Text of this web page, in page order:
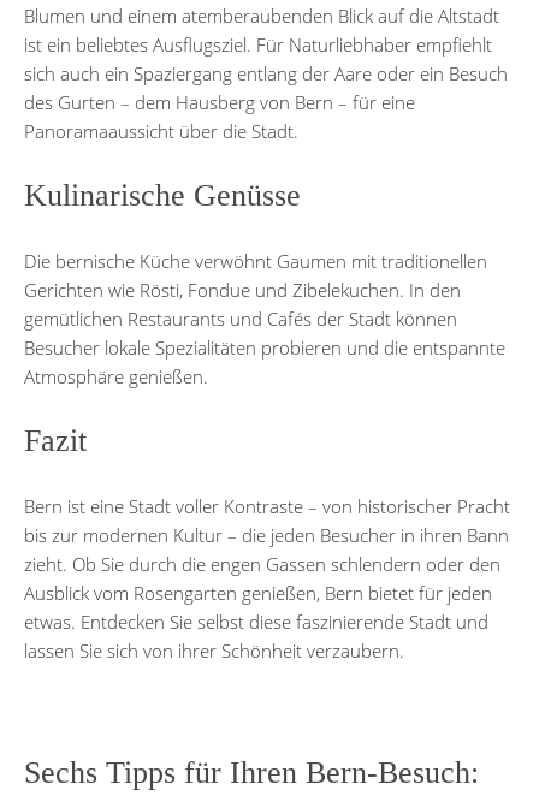
Blumen und einem atemberaubenden Blick auf die Altstadt
ist ein beliebtes Ausflugsziel. Für Naturliebhaber empfiehlt
sich auch ein Spaziergang entlang der Aare oder ein Besuch
des Gurten – dem Hausberg von Bern – für eine
Panoramaaussicht über die Stadt.
Kulinarische Genüsse
Die bernische Küche verwöhnt Gaumen mit traditionellen
Gerichten wie Rösti, Fondue und Zibelekuchen. In den
gemütlichen Restaurants und Cafés der Stadt können
Besucher lokale Spezialitäten probieren und die entspannte
Atmosphäre genießen.
Fazit
Bern ist eine Stadt voller Kontraste – von historischer Pracht
bis zur modernen Kultur – die jeden Besucher in ihren Bann
zieht. Ob Sie durch die engen Gassen schlendern oder den
Ausblick vom Rosengarten genießen, Bern bietet für jeden
etwas. Entdecken Sie selbst diese faszinierende Stadt und
lassen Sie sich von ihrer Schönheit verzaubern.
Sechs Tipps für Ihren Bern-Besuch: